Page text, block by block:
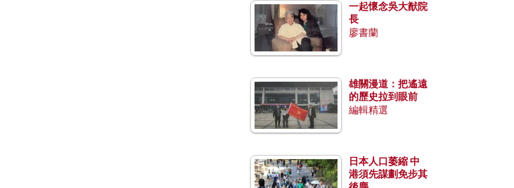
一起懷念吳大猷院
長
廖書蘭
雄關漫道：把遙遠
的歷史拉到眼前
編輯精選
日本人口萎縮 中
港須先謀劃免步其